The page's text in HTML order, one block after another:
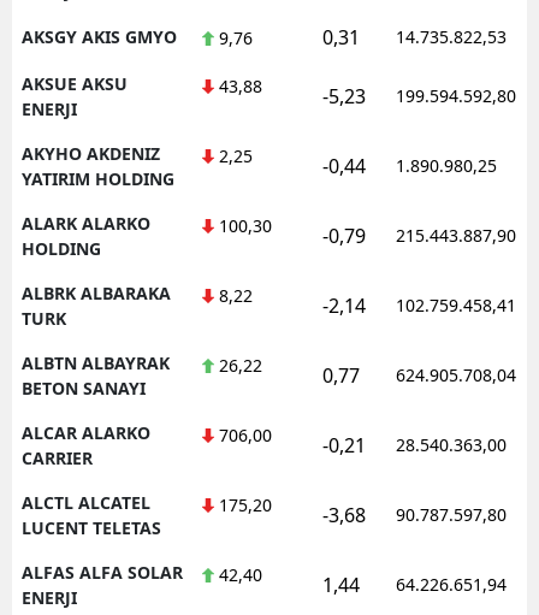
AKSGY AKIS GMYO
9,76 0,31 14.735.822,53
AKSUE AKSU
ENERJI
43,88 -5,23 199.594.592,80
AKYHO AKDENIZ
YATIRIM HOLDING
2,25 -0,44 1.890.980,25
ALARK ALARKO
HOLDING
100,30 -0,79 215.443.887,90
ALBRK ALBARAKA
TURK
8,22 -2,14 102.759.458,41
ALBTN ALBAYRAK
BETON SANAYI
26,22 0,77 624.905.708,04
ALCAR ALARKO
CARRIER
706,00 -0,21 28.540.363,00
ALCTL ALCATEL
LUCENT TELETAS
175,20 -3,68 90.787.597,80
ALFAS ALFA SOLAR
ENERJI
42,40 1,44 64.226.651,94